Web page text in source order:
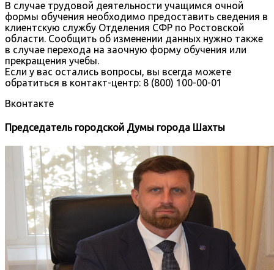
В случае трудовой деятельности учащимся очной
формы обучения необходимо предоставить сведения в
клиентскую службу Отделения СФР по Ростовской
области. Сообщить об изменении данных нужно также
в случае перехода на заочную форму обучения или
прекращения учебы.
Если у вас остались вопросы, вы всегда можете
обратиться в контакт-центр: 8 (800) 100-00-01
Вконтакте
Председатель городской Думы города Шахты